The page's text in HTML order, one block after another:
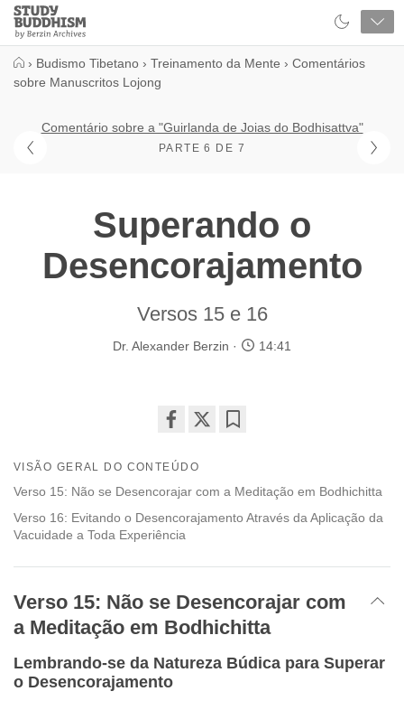
Close
Study
Buddhism
› Budismo Tibetano › Treinamento da Mente › Comentários
sobre Manuscritos Lojong
Comentário sobre a "Guirlanda de Joias do Bodhisattva"
PARTE 6 DE 7
Superando o
Desencorajamento
Versos 15 e 16
Dr. Alexander Berzin 14:41
on
facebook
VISÃO GERAL DO CONTEÚDO
Verso 15: Não se Desencorajar com a Meditação em Bodhichitta
Verso 16: Evitando o Desencorajamento Através da Aplicação da
Vacuidade a Toda Experiência
Verso 15: Não se Desencorajar com
a Meditação em Bodhichitta
Lembrando-se da Natureza Búdica para Superar
o Desencorajamento